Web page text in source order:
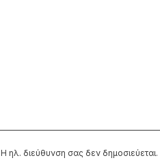
Η ηλ. διεύθυνση σας δεν δημοσιεύεται.